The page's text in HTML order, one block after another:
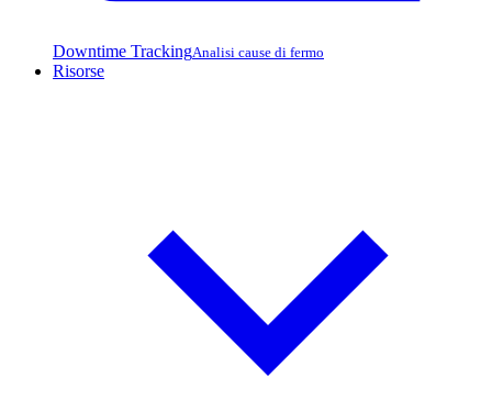
Downtime TrackingAnalisi cause di fermo
Risorse